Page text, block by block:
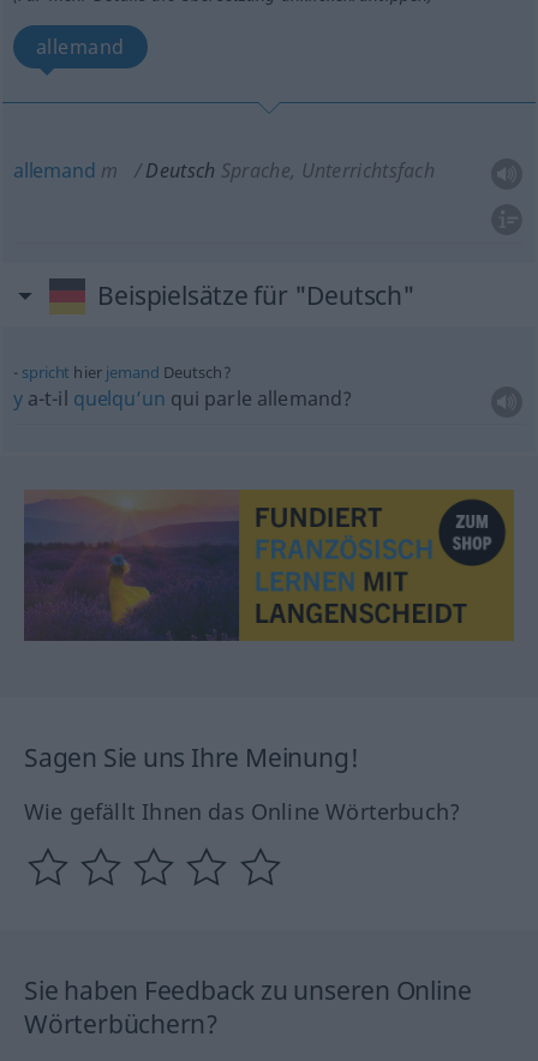
allemand
allemand m Deutsch Sprache, Unterrichtsfach
Beispielsätze für "Deutsch"
spricht hier jemand Deutsch?
ya-t-il quelqu’un qui parle allemand?
Sagen Sie uns Ihre Meinung!
Wie gefällt Ihnen das Online Wörterbuch?
Sie haben Feedback zu unseren Online
Wörterbüchern?